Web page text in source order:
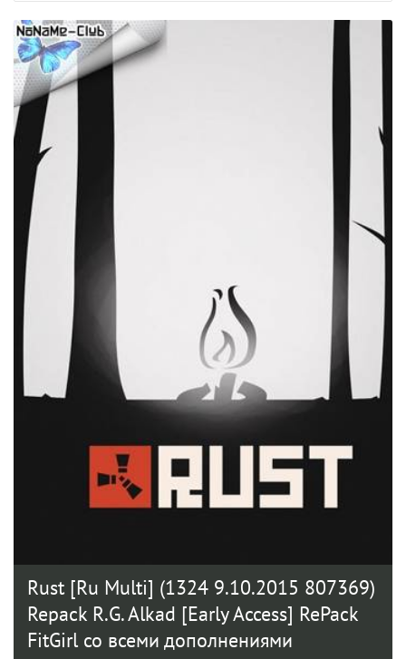
Rust [Ru Multi] (1324 9.10.2015 807369)
Repack R.G. Alkad [Early Access] RePack
FitGirl со всеми дополнениями